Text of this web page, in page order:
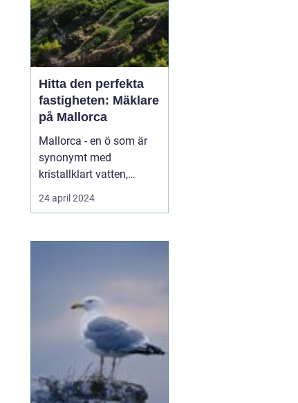
Hitta den perfekta
fastigheten: Mäklare
på Mallorca
Mallorca - en ö som är
synonymt med
kristallklart vatten,
varma solstrålar,
maleriska
nattliv. Denna spanska ö
24 april 2024